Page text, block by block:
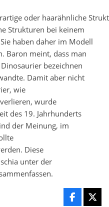
oder haarähnliche
Strukturen bei keinem
haben daher im Modell
Baron meint, dass man
bezeichnen
Damit aber nicht
wie
wurde
des 19. Jahrhunderts
der Meinung, im
Diese
unter der